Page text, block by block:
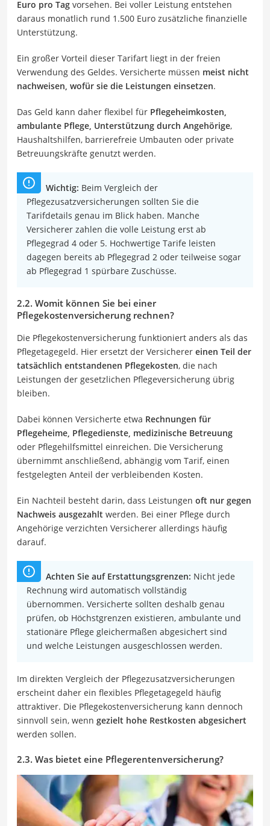
Euro pro Tag vorsehen. Bei voller Leistung entstehen
daraus monatlich rund 1.500 Euro zusätzliche finanzielle
Unterstützung.
Ein großer Vorteil dieser Tarifart liegt in der freien
Verwendung des Geldes. Versicherte müssen meist nicht
nachweisen, wofür sie die Leistungen einsetzen.
Das Geld kann daher flexibel für Pflegeheimkosten,
ambulante Pflege, Unterstützung durch Angehörige,
Haushaltshilfen, barrierefreie Umbauten oder private
Betreuungskräfte genutzt werden.
Wichtig: Beim Vergleich der
Pflegezusatzversicherungen sollten Sie die
Tarifdetails genau im Blick haben. Manche
Versicherer zahlen die volle Leistung erst ab
Pflegegrad 4 oder 5. Hochwertige Tarife leisten
dagegen bereits ab Pflegegrad 2 oder teilweise sogar
ab Pflegegrad 1 spürbare Zuschüsse.
2.2. Womit können Sie bei einer
Pflegekostenversicherung rechnen?
Die Pflegekostenversicherung funktioniert anders als das
Pflegetagegeld. Hier ersetzt der Versicherer einen Teil der
tatsächlich entstandenen Pflegekosten, die nach
Leistungen der gesetzlichen Pflegeversicherung übrig
bleiben.
Dabei können Versicherte etwa Rechnungen für
Pflegeheime, Pflegedienste, medizinische Betreuung
oder Pflegehilfsmittel einreichen. Die Versicherung
übernimmt anschließend, abhängig vom Tarif, einen
festgelegten Anteil der verbleibenden Kosten.
Ein Nachteil besteht darin, dass Leistungen oft nur gegen
Nachweis ausgezahlt werden. Bei einer Pflege durch
Angehörige verzichten Versicherer allerdings häufig
darauf.
Achten Sie auf Erstattungsgrenzen: Nicht jede
Rechnung wird automatisch vollständig
übernommen. Versicherte sollten deshalb genau
prüfen, ob Höchstgrenzen existieren, ambulante und
stationäre Pflege gleichermaßen abgesichert sind
und welche Leistungen ausgeschlossen werden.
Im direkten Vergleich der Pflegezusatzversicherungen
erscheint daher ein flexibles Pflegetagegeld häufig
attraktiver. Die Pflegekostenversicherung kann dennoch
sinnvoll sein, wenn gezielt hohe Restkosten abgesichert
werden sollen.
2.3. Was bietet eine Pflegerentenversicherung?